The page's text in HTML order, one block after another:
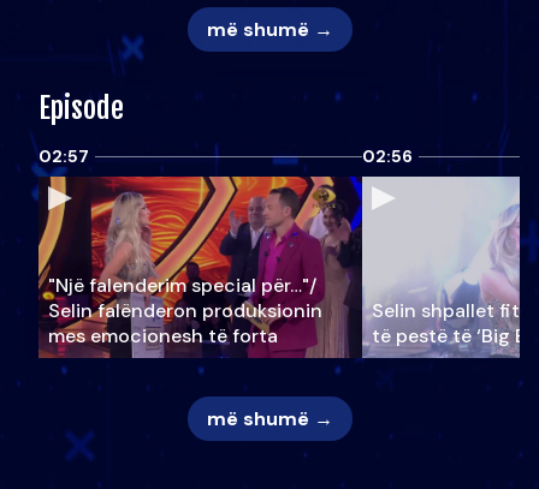
më shumë →
Episode
02:57
"Një falenderim special për…"/
Selin falënderon produksionin
mes emocionesh të forta
02:56
Selin shpallet
të pestë të ‘Big
më shumë →